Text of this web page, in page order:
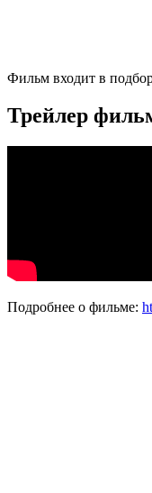
Фильм входит в
Трейлер
Подробнее о фильме: